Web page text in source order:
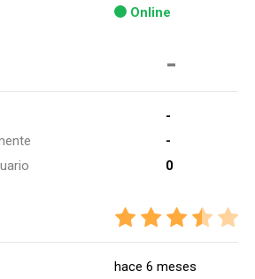
Online
-
-
-
0
hace 6 meses